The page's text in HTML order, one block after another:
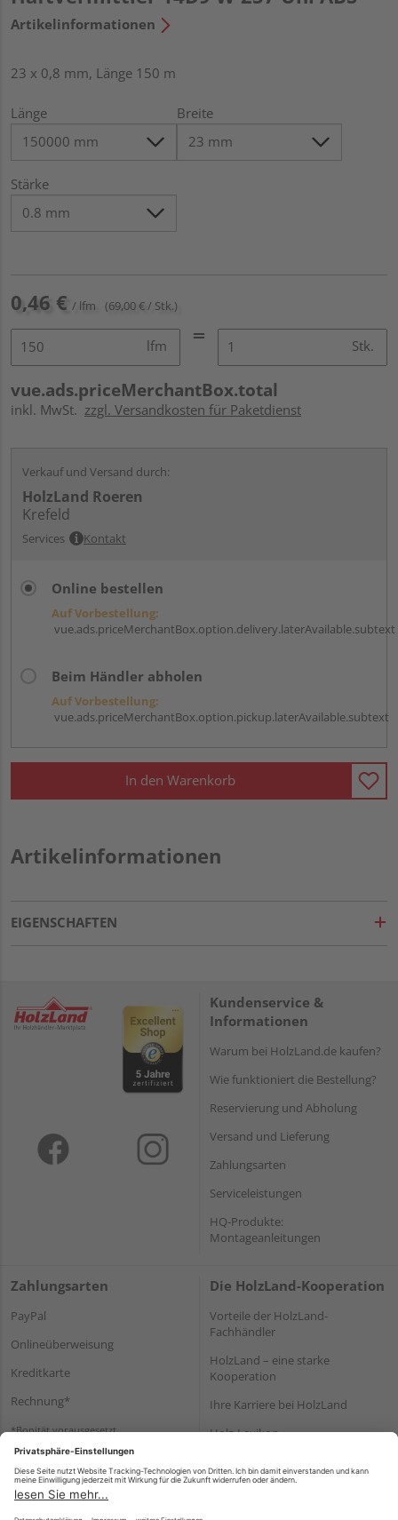
Artikelinformationen
23 x 0,8 mm, Länge 150 m
Länge Breite
Stärke
0,46 € / lfm (69,00 € / Stk.)
lfm Stk.
vue.ads.priceMerchantBox.total
inkl. MwSt. zzgl. Versandkosten für Paketdienst
Verkauf und Versand durch:
HolzLand Roeren
Krefeld
Services Kontakt
Online bestellen
Auf Vorbestellung:
vue.ads.priceMerchantBox.option.delivery.laterAvailable.subtext
Beim Händler abholen
Auf Vorbestellung:
vue.ads.priceMerchantBox.option.pickup.laterAvailable.subtext
In den Warenkorb
Artikelinformationen
EIGENSCHAFTEN
Kundenservice &
Informationen
Warum bei HolzLand.de kaufen?
Wie funktioniert die Bestellung?
Reservierung und Abholung
Versand und Lieferung
Zahlungsarten
Serviceleistungen
HQ-Produkte:
Montageanleitungen
Zahlungsarten
PayPal
Onlineüberweisung
Kreditkarte
Rechnung*
*Bonität vorausgesetzt
Die HolzLand-Kooperation
Vorteile der HolzLand-
Fachhändler
HolzLand – eine starke
Kooperation
Ihre Karriere bei HolzLand
Holz-Lexikon